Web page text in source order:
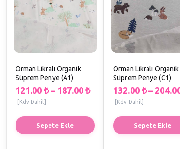
Sepete Ekle
Orman Likralı Organik
Süprem Penye (A1)
121.00₺ – 187.00₺
[Kdv Dahil]
Sepete Ekle
Orman Likralı Organik
Süprem Penye (C1)
132.00 ₺ –
[Kdv Dahil]